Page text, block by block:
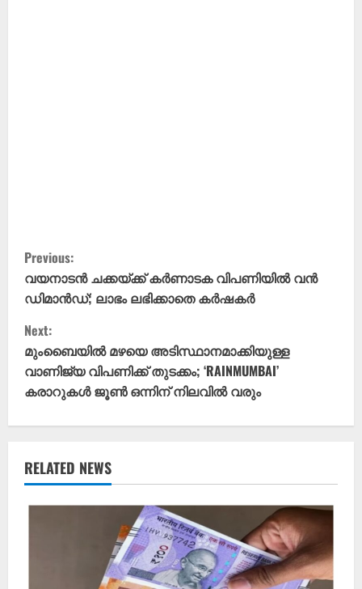
C
o
n
t
i
n
u
e
Previous:
വയനാടൻ ചക്കയ്ക്ക് കർണാടക വിപണിയിൽ വൻ
ഡിമാൻഡ്; ലാഭം ലഭിക്കാതെ കർഷകർ
Next:
മുംബൈയിൽ മഴയെ അടിസ്ഥാനമാക്കിയുള്ള
വാണിജ്യ വിപണിക്ക് തുടക്കം; ‘RAINMUMBAI’
കരാറുകൾ ജൂൺ ഒന്നിന് നിലവിൽ വരും
RELATED NEWS